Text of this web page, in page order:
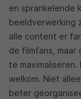
en sprankelende
beeldverwerking
alle content er
de filmfans, maar
te
welkom. Niet
beter